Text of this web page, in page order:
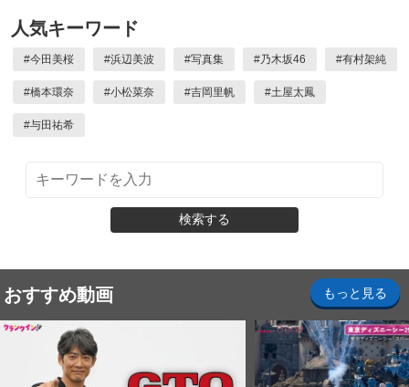
人気キーワード
#今田美桜 #浜辺美波 #写真集 #乃木坂46 #有村架純
#橋本環奈 #小松菜奈 #吉岡里帆 #土屋太鳳
#与田祐希
検索する
おすすめ動画 もっと見る